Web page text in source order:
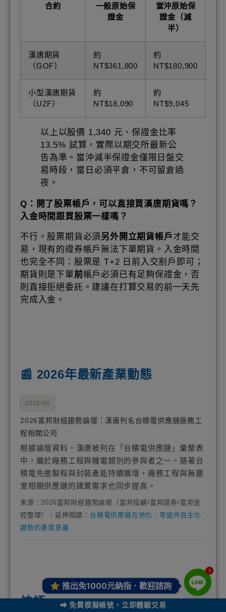
合約
一般原始保
證金
當沖原始保
證金（減
半）
漢唐期貨
（GOF）
約
NT$361,800
約
NT$180,900
小型漢唐期貨
（UZF）
約
NT$18,090
約
NT$9,045
以上以股價 1,340 元、保證金比率
13.5% 試算，實際以期交所最新公
告為準。當沖減半保證金僅限日盤交
易時段，當日必須平倉，不可留倉過
夜。
Q：開了股票帳戶，可以直接買漢唐期貨嗎？
入金時間跟買股票一樣嗎？
不行。股票期貨必須另外開立期貨帳戶 才能交
易，現有的證券帳戶無法下單期貨。入金時間
也完全不同：股票是 T+2 日前入交割戶即可；
期貨則是下單前帳戶必須已有足夠保證金，否
則直接拒絕委託。建議在打算交易的前一天先
完成入金。
📰 2026年最新產業動態
2026/06
2026富邦財經趨勢論壇：漢唐列名台積電供應鏈廠務工
程相關公司
根據論壇資料，漢唐被列在「台積電供應鏈」彙整表
中，屬於廠務工程與機電類別的參與者之一。隨著台
積電先進製程與封裝產能持續擴增，廠務工程與無塵
室相關供應鏈的建置需求也同步提高。
來源：2026富邦財經趨勢論壇（富邦投顧/富邦證券/富邦金
控整理）｜延伸閱讀： 台積電供應鏈在地化：零組件自主化
趨勢的產業意義
結語
3
⭐ 推出免1000元納指．歡迎諮詢
⮕ 免費模擬帳號，立即體驗交易